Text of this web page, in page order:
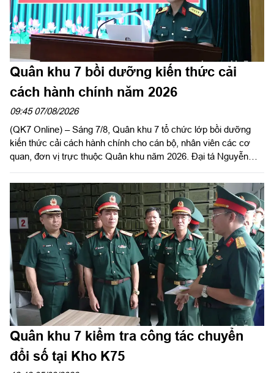
Quân khu 7 bồi dưỡng kiến thức cải
cách hành chính năm 2026
09:45 07/08/2026
(QK7 Online) – Sáng 7/8, Quân khu 7 tổ chức lớp bồi dưỡng
kiến thức cải cách hành chính cho cán bộ, nhân viên các cơ
quan, đơn vị trực thuộc Quân khu năm 2026. Đại tá Nguyễn
trưởng Quân khu dự, phát biểu chỉ đạo.
Quân khu 7 kiểm tra công tác chuyển
đổi số tại Kho K75